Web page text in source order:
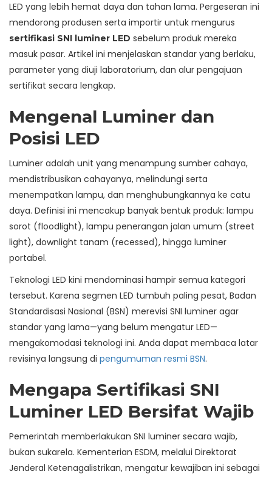
LED yang lebih hemat daya dan tahan lama. Pergeseran ini
mendorong produsen serta importir untuk mengurus
sertifikasi SNI luminer LED sebelum produk mereka
masuk pasar. Artikel ini menjelaskan standar yang berlaku,
parameter yang diuji laboratorium, dan alur pengajuan
sertifikat secara lengkap.
Mengenal Luminer dan
Posisi LED
Luminer adalah unit yang menampung sumber cahaya,
mendistribusikan cahayanya, melindungi serta
menempatkan lampu, dan menghubungkannya ke catu
daya. Definisi ini mencakup banyak bentuk produk: lampu
sorot (floodlight), lampu penerangan jalan umum (street
light), downlight tanam (recessed), hingga luminer
portabel.
Teknologi LED kini mendominasi hampir semua kategori
tersebut. Karena segmen LED tumbuh paling pesat, Badan
Standardisasi Nasional (BSN) merevisi SNI luminer agar
standar yang lama—yang belum mengatur LED—
mengakomodasi teknologi ini. Anda dapat membaca latar
revisinya langsung di pengumuman resmi BSN.
Mengapa Sertifikasi SNI
Luminer LED Bersifat Wajib
Pemerintah memberlakukan SNI luminer secara wajib,
bukan sukarela. Kementerian ESDM, melalui Direktorat
Jenderal Ketenagalistrikan, mengatur kewajiban ini sebagai